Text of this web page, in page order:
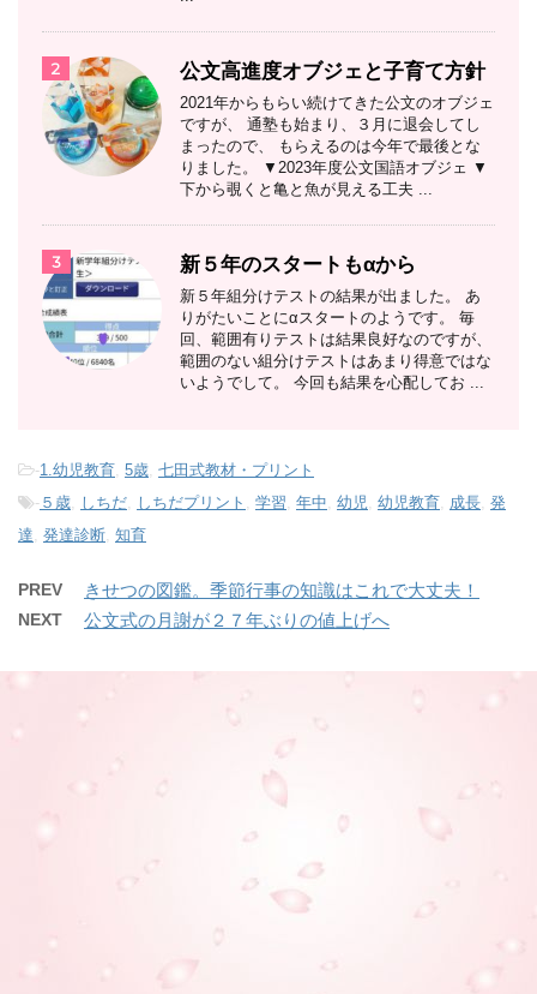
2 公文高進度オブジェと子育て方針
2021年からもらい続けてきた公文のオブジェ
ですが、 通塾も始まり、３月に退会してし
まったので、 もらえるのは今年で最後とな
りました。 ▼2023年度公文国語オブジェ ▼
下から覗くと亀と魚が見える工夫 ...
3 新５年のスタートもαから
新５年組分けテストの結果が出ました。 あ
りがたいことにαスタートのようです。 毎
回、範囲有りテストは結果良好なのですが、
範囲のない組分けテストはあまり得意ではな
いようでして。 今回も結果を心配してお ...
-1.幼児教育, 5歳, 七田式教材・プリント
- ５歳, しちだ, しちだプリント , 学習, 年中, 幼児, 幼児教育, 成長, 発
達, 発達診断, 知育
PREV きせつの図鑑。季節行事の知識はこれで大丈夫！
NEXT 公文式の月謝が２７年ぶりの値上げへ